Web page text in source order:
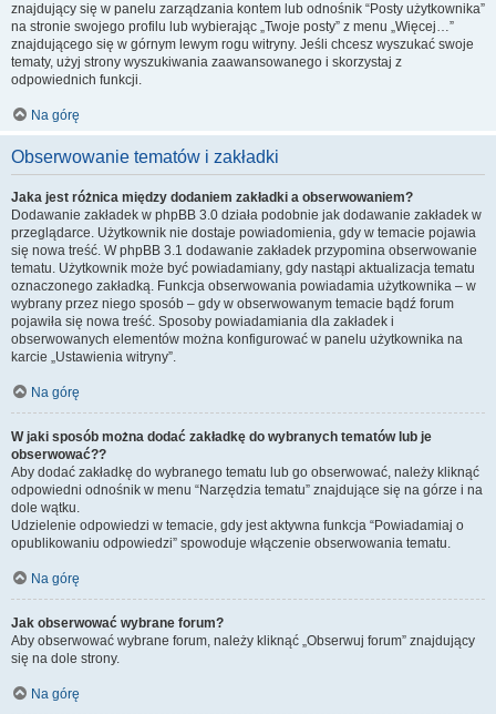
znajdujący się w panelu zarządzania kontem lub odnośnik “Posty użytkownika”
na stronie swojego profilu lub wybierając „Twoje posty” z menu „Więcej…”
znajdującego się w górnym lewym rogu witryny. Jeśli chcesz wyszukać swoje
tematy, użyj strony wyszukiwania zaawansowanego i skorzystaj z
odpowiednich funkcji.
Na górę
Obserwowanie tematów i zakładki
Jaka jest różnica między dodaniem zakładki a obserwowaniem?
Dodawanie zakładek w phpBB 3.0 działa podobnie jak dodawanie zakładek w
przeglądarce. Użytkownik nie dostaje powiadomienia, gdy w temacie pojawia
się nowa treść. W phpBB 3.1 dodawanie zakładek przypomina obserwowanie
tematu. Użytkownik może być powiadamiany, gdy nastąpi aktualizacja tematu
oznaczonego zakładką. Funkcja obserwowania powiadamia użytkownika – w
wybrany przez niego sposób – gdy w obserwowanym temacie bądź forum
pojawiła się nowa treść. Sposoby powiadamiania dla zakładek i
obserwowanych elementów można konfigurować w panelu użytkownika na
karcie „Ustawienia witryny”.
Na górę
W jaki sposób można dodać zakładkę do wybranych tematów lub je
obserwować??
Aby dodać zakładkę do wybranego tematu lub go obserwować, należy kliknąć
odpowiedni odnośnik w menu “Narzędzia tematu” znajdujące się na górze i na
dole wątku.
Udzielenie odpowiedzi w temacie, gdy jest aktywna funkcja “Powiadamiaj o
opublikowaniu odpowiedzi” spowoduje włączenie obserwowania tematu.
Na górę
Jak obserwować wybrane forum?
Aby obserwować wybrane forum, należy kliknąć „Obserwuj forum” znajdujący
się na dole strony.
Na górę